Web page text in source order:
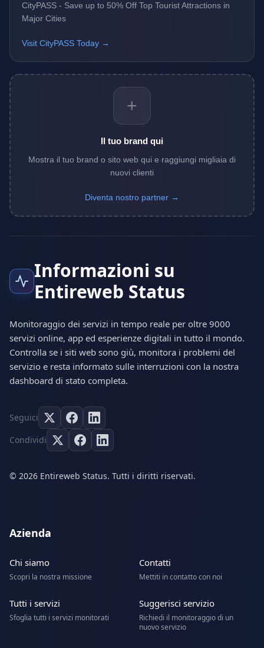
CityPASS - Save up to 50% Off Top Tourist Attractions in
Major Cities
Visit CityPASS Today →
+
Il tuo brand qui
Mostra il tuo brand o sito web qui e raggiungi migliaia di
nuovi clienti
Diventa nostro partner →
Informazioni su
Entireweb Status
Monitoraggio dei servizi in tempo reale per oltre 9000
servizi online, app ed esperienze digitali in tutto il mondo.
Controlla se i siti web sono giù, monitora i problemi del
servizio e resta informato sulle interruzioni con la nostra
dashboard di stato completa.
Seguici
Condividi
© 2026 Entireweb Status. Tutti i diritti riservati.
Azienda
Chi siamo
Scopri la nostra missione
Contatti
Mettiti in contatto con noi
Tutti i servizi
Sfoglia tutti i servizi monitorati
Suggerisci servizio
Richiedi il monitoraggio di un
nuovo servizio